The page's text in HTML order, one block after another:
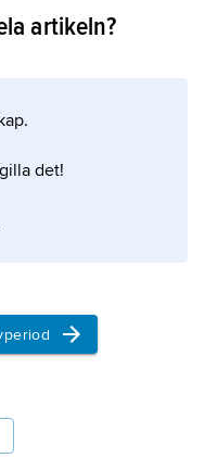
på
områden.
artikeln?
det!